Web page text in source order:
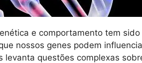
e comportamento tem
nossos genes podem
levanta questões complexas